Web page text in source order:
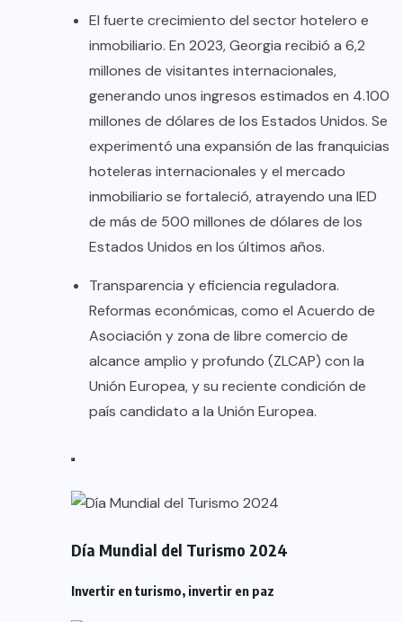
El fuerte crecimiento del sector hotelero e
inmobiliario. En 2023, Georgia recibió a 6,2
millones de visitantes internacionales,
generando unos ingresos estimados en 4.100
millones de dólares de los Estados Unidos. Se
experimentó una expansión de las franquicias
hoteleras internacionales y el mercado
inmobiliario se fortaleció, atrayendo una IED
de más de 500 millones de dólares de los
Estados Unidos en los últimos años.
Transparencia y eficiencia reguladora.
Reformas económicas, como el Acuerdo de
Asociación y zona de libre comercio de
alcance amplio y profundo (ZLCAP) con la
Unión Europea, y su reciente condición de
país candidato a la Unión Europea.
Día Mundial del Turismo 2024
Invertir en turismo, invertir en paz